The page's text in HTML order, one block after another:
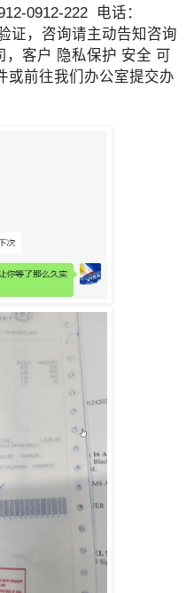
0912-222 电话：
证，咨询请主动告知咨询
，客户 隐私保护 安全 可
或前往我们办公室提交办